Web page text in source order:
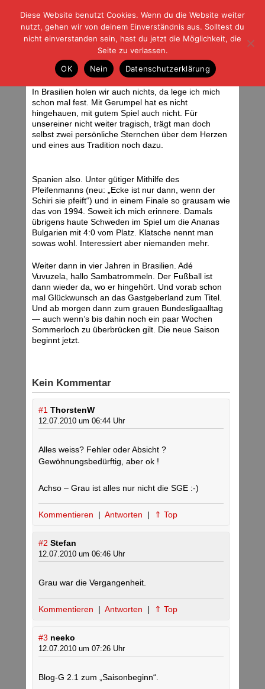
| | |BLOG-GFußball und der Rest
HOME|REGELN|IMPRESSUM |DATENSCHUTZ
Machen wir uns nichts vor
Montag, 12.07.10 | 06:40 Uhr
In Brasilien holen wir auch nichts, da lege ich mich
schon mal fest. Mit Gerumpel hat es nicht
hingehauen, mit gutem Spiel auch nicht. Für
unsereiner nicht weiter tragisch, trägt man doch
selbst zwei persönliche Sternchen über dem Herzen
und eines aus Tradition noch dazu.
Spanien also. Unter gütiger Mithilfe des
Pfeifenmanns (neu: „Ecke ist nur dann, wenn der
Schiri sie pfeift“) und in einem Finale so grausam wie
das von 1994. Soweit ich mich erinnere. Damals
übrigens haute Schweden im Spiel um die Ananas
Bulgarien mit 4:0 vom Platz. Klatsche nennt man
sowas wohl. Interessiert aber niemanden mehr.
Weiter dann in vier Jahren in Brasilien. Adé
Vuvuzela, hallo Sambatrommeln. Der Fußball ist
dann wieder da, wo er hingehört. Und vorab schon
mal Glückwunsch an das Gastgeberland zum Titel.
Und ab morgen dann zum grauen Bundesligaalltag
— auch wenn’s bis dahin noch ein paar Wochen
Sommerloch zu überbrücken gilt. Die neue Saison
beginnt jetzt.
Kein Kommentar
#1 ThorstenW
12.07.2010 um 06:44 Uhr
Alles weiss? Fehler oder Absicht ?
Gewöhnungsbedürftig, aber ok !
Achso – Grau ist alles nur nicht die SGE :-)
Kommentieren | Antworten | ⇑ Top
#2 Stefan
12.07.2010 um 06:46 Uhr
Grau war die Vergangenheit.
Kommentieren | Antworten | ⇑ Top
#3 neeko
12.07.2010 um 07:26 Uhr
Blog-G 2.1 zum „Saisonbeginn“.
Diese Website benutzt Cookies. Wenn du die Website weiter
nutzt, gehen wir von deinem Einverständnis aus. Solltest du
nicht einverstanden sein, hast du jetzt die Möglichkeit, die
Seite zu verlassen.
OK
Nein Datenschutzerklärung